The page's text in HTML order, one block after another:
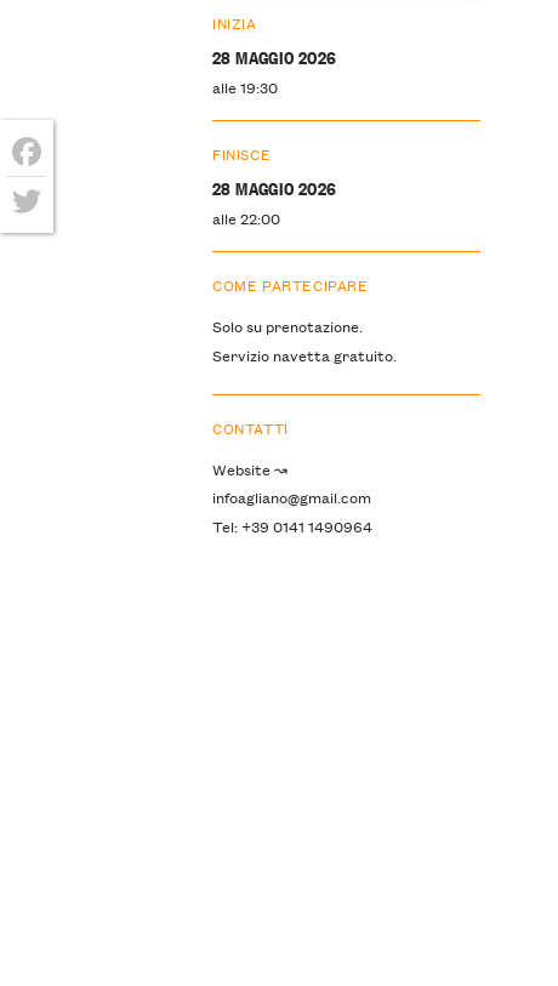
INIZIA
28 MAGGIO 2026
alle 19:30
FINISCE
28 MAGGIO 2026
alle 22:00
COME PARTECIPARE
Solo su prenotazione.
Servizio navetta gratuito.
CONTATTI
Website ↝
infoagliano@gmail.com
Tel: +39 0141 1490964
Facebook
Twitter